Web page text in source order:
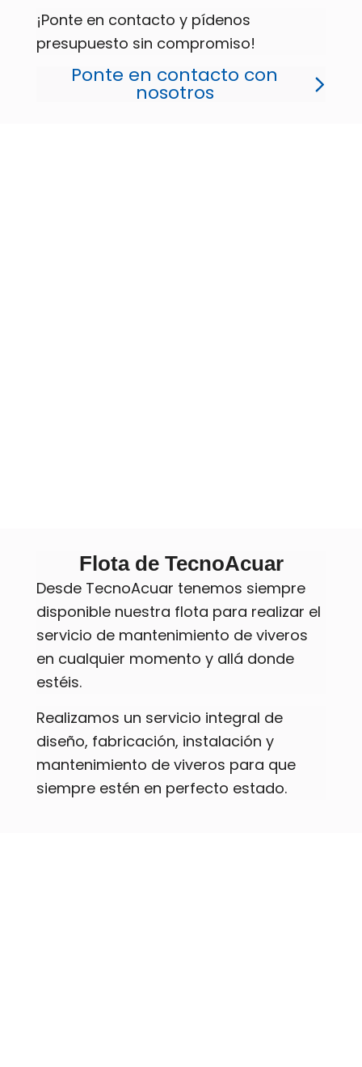
¡Ponte en contacto y pídenos
presupuesto sin compromiso!
Ponte en contacto con
nosotros
Flota de TecnoAcuar
Desde TecnoAcuar tenemos siempre
disponible nuestra flota para realizar el
servicio de mantenimiento de viveros
en cualquier momento y allá donde
estéis.
Realizamos un servicio integral de
diseño, fabricación, instalación y
mantenimiento de viveros para que
siempre estén en perfecto estado.